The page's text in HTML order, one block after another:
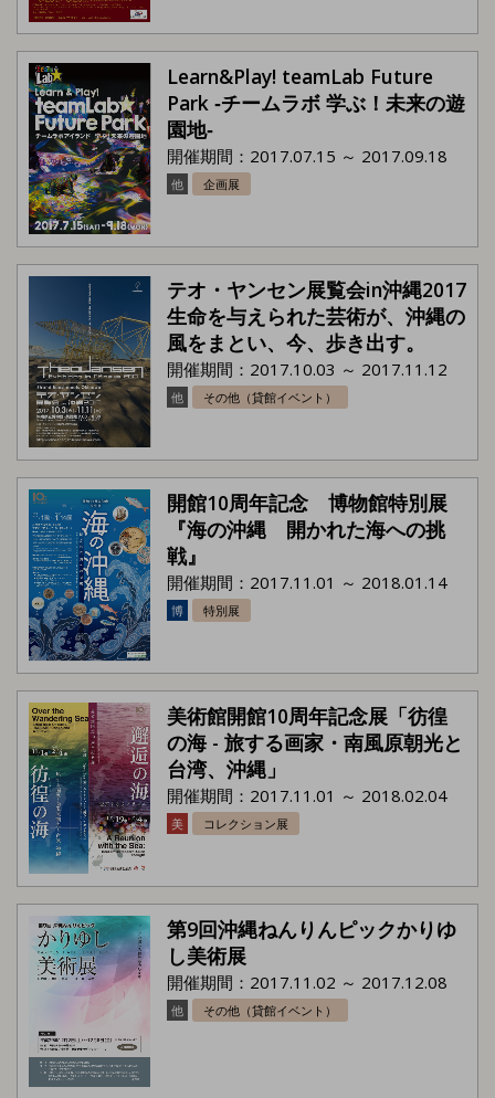
Learn&Play! teamLab Future
Park ‐チームラボ 学ぶ！未来の遊
園地‐
開催期間：2017.07.15 ～ 2017.09.18
他 企画展
テオ・ヤンセン展覧会in沖縄2017
生命を与えられた芸術が、沖縄の
風をまとい、今、歩き出す。
開催期間：2017.10.03 ～ 2017.11.12
他 その他（貸館イベント）
開館10周年記念 博物館特別展
『海の沖縄 開かれた海への挑
戦』
開催期間：2017.11.01 ～ 2018.01.14
博 特別展
美術館開館10周年記念展「彷徨
の海 - 旅する画家・南風原朝光と
台湾、沖縄」
開催期間：2017.11.01 ～ 2018.02.04
美 コレクション展
第9回沖縄ねんりんピックかりゆ
し美術展
開催期間：2017.11.02 ～ 2017.12.08
他 その他（貸館イベント）